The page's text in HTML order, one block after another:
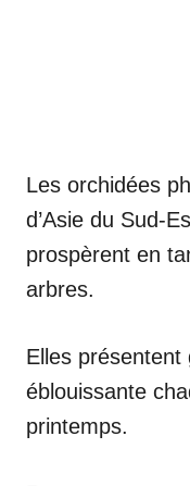
Les orchidées
d’Asie du Sud-
prospèrent en
arbres.
Elles présentent
éblouissante
printemps.